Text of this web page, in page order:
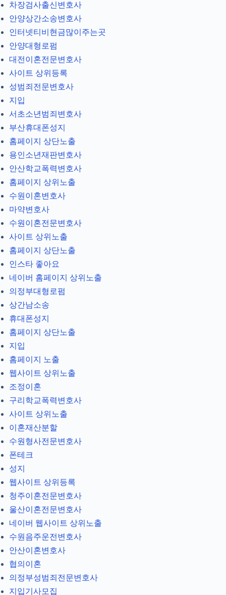
차장검사출신변호사
안양상간소송변호사
인터넷티비현금많이주는곳
안양대형로펌
대전이혼전문변호사
사이트 상위등록
성범죄전문변호사
지입
서초소년범죄변호사
부산휴대폰성지
홈페이지 상단노출
용인소년재판변호사
안산학교폭력변호사
홈페이지 상위노출
수원이혼변호사
마약변호사
수원이혼전문변호사
사이트 상위노출
홈페이지 상단노출
인스타 좋아요
네이버 홈페이지 상위노출
의정부대형로펌
상간남소송
휴대폰성지
홈페이지 상단노출
지입
홈페이지 노출
웹사이트 상위노출
조정이혼
구리학교폭력변호사
사이트 상위노출
이혼재산분할
수원형사전문변호사
폰테크
성지
웹사이트 상위등록
청주이혼전문변호사
울산이혼전문변호사
네이버 웹사이트 상위노출
수원음주운전변호사
안산이혼변호사
협의이혼
의정부성범죄전문변호사
지입기사모집